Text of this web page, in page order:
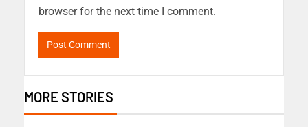
browser for the next time I comment.
MORE STORIES